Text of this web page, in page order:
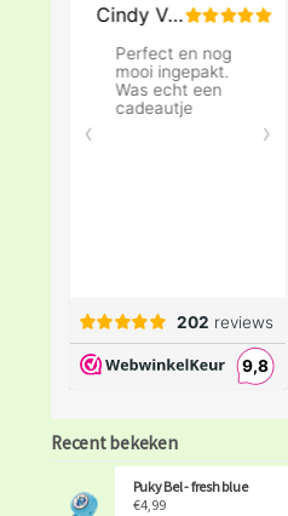
Recent bekeken
Puky Bel - fresh blue
€4,99